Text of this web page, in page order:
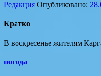
Редакция Опубликовано:
Кратко
В воскресенье жителям
погода